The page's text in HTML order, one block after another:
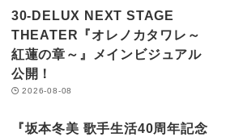
30-DELUX NEXT STAGE
THEATER『オレノカタワレ～
紅蓮の章～』メインビジュアル
公開！
2026-08-08
『坂本冬美 歌手生活40周年記念